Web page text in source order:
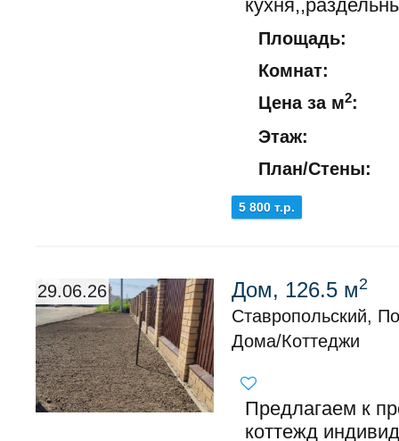
Площадь:
Комнат:
Цена за м2:
Этаж:
План/Стены:
5 800 т.р.
29.06.26 Дом, 126.5 м2
Ставропольский,
Дома/Коттеджи
Предлагаем к
коттежд